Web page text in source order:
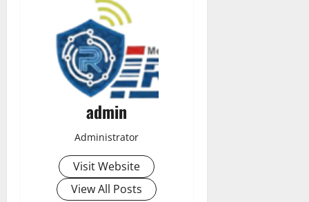
admin
Administrator
Visit Website
View All Posts